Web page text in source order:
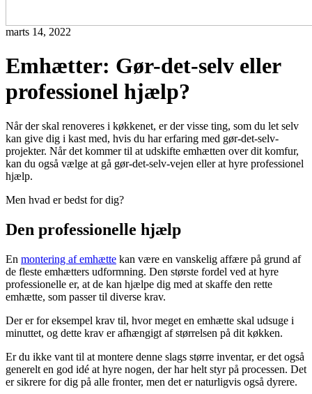
marts 14, 2022
Emhætter: Gør-det-selv eller
professionel hjælp?
Når der skal renoveres i køkkenet, er der visse ting, som du let selv
kan give dig i kast med, hvis du har erfaring med gør-det-selv-
projekter. Når det kommer til at udskifte emhætten over dit komfur,
kan du også vælge at gå gør-det-selv-vejen eller at hyre professionel
hjælp.
Men hvad er bedst for dig?
Den professionelle hjælp
En montering af emhætte kan være en vanskelig affære på grund af
de fleste emhætters udformning. Den største fordel ved at hyre
professionelle er, at de kan hjælpe dig med at skaffe den rette
emhætte, som passer til diverse krav.
Der er for eksempel krav til, hvor meget en emhætte skal udsuge i
minuttet, og dette krav er afhængigt af størrelsen på dit køkken.
Er du ikke vant til at montere denne slags større inventar, er det også
generelt en god idé at hyre nogen, der har helt styr på processen. Det
er sikrere for dig på alle fronter, men det er naturligvis også dyrere.